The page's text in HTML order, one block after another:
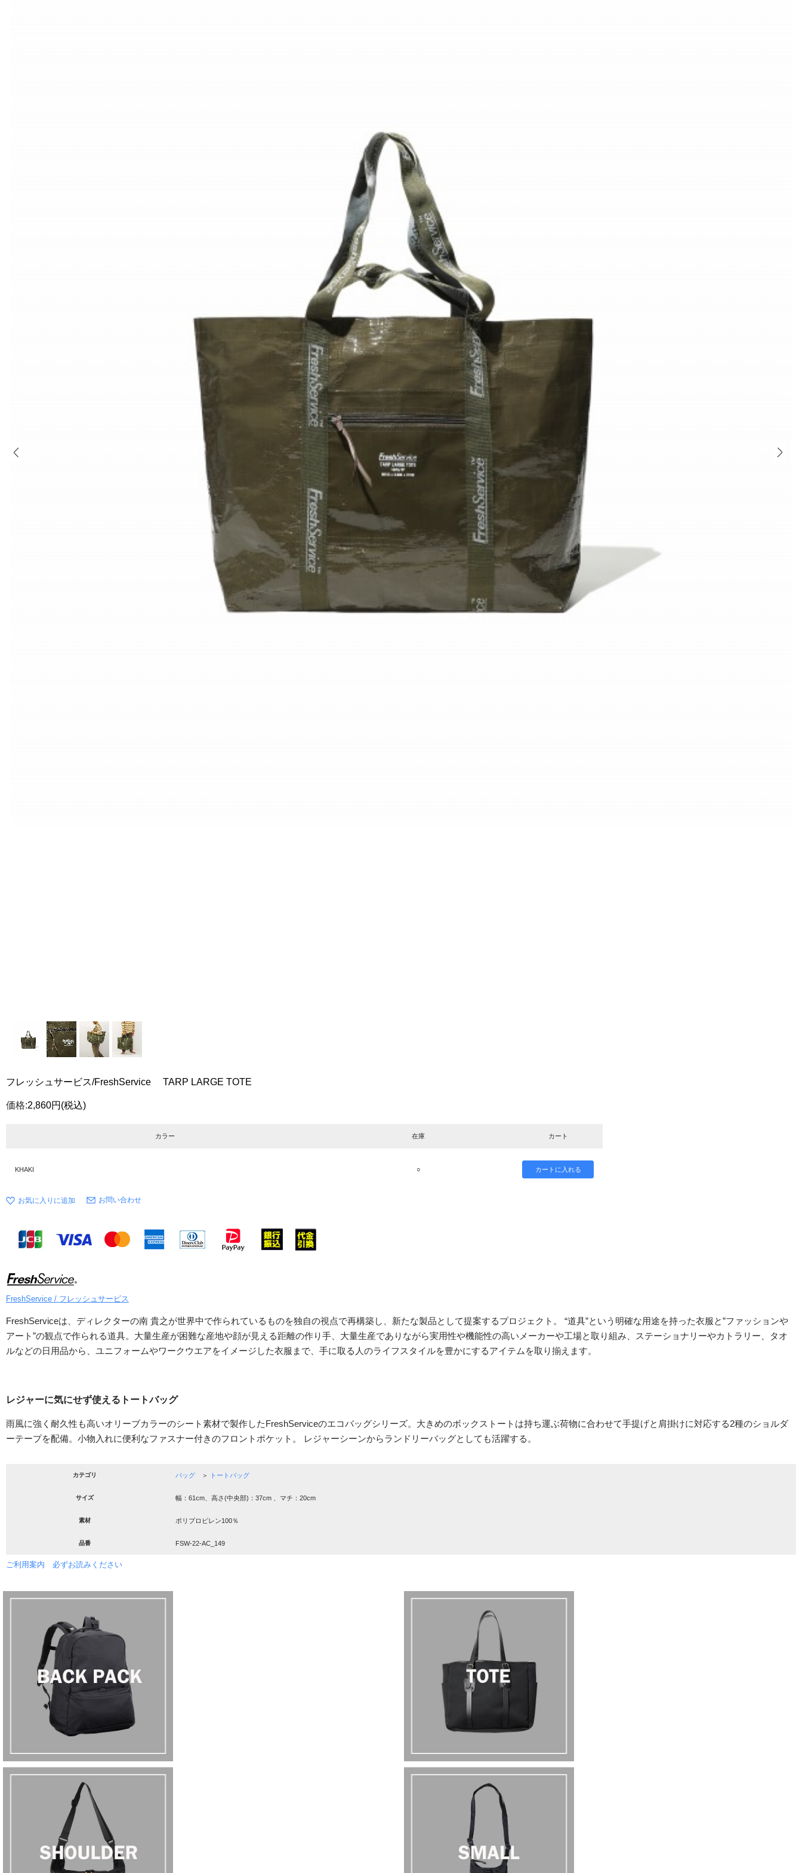
フレッシュサービス/FreshService TARP LARGE TOTE
価格:2,860円 (税込)
カラー 在庫 カート
KHAKI ○
お問い合わせ
FreshService / フレッシュサービス
FreshServiceは、ディレクターの南 貴之が世界中で作られているものを独自の視点で再構築し、新たな製品として提案するプロジェクト。 “道具”という明確な用途を持った衣服と”ファッションや
アート”の観点で作られる道具。大量生産が困難な産地や顔が見える距離の作り手、大量生産でありながら実用性や機能性の高いメーカーや工場と取り組み、ステーショナリーやカトラリー、タオ
ルなどの日用品から、ユニフォームやワークウエアをイメージした衣服まで、手に取る人のライフスタイルを豊かにするアイテムを取り揃えます。
レジャーに気にせず使えるトートバッグ
雨風に強く耐久性も高いオリーブカラーのシート素材で製作したFreshServiceのエコバッグシリーズ。大きめのボックストートは持ち運ぶ荷物に合わせて手提げと肩掛けに対応する2種のショルダ
ーテープを配備。小物入れに便利なファスナー付きのフロントポケット。 レジャーシーンからランドリーバッグとしても活躍する。
カテゴリ バッグ ＞ トートバッグ
サイズ 幅：61cm、高さ(中央部)：37cm 、マチ：20cm
素材 ポリプロピレン100％
品番 FSW-22-AC_149
ご利用案内 必ずお読みください